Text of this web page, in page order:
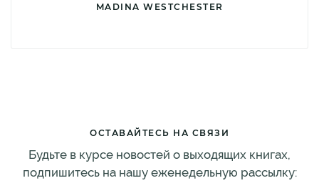
MADINA WESTCHESTER
ОСТАВАЙТЕСЬ НА СВЯЗИ
Будьте в курсе новостей о выходящих книгах,
подпишитесь на нашу еженедельную рассылку: